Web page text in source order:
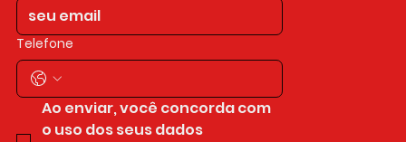
Telefone
Ao enviar, você concorda com
o uso dos seus dados